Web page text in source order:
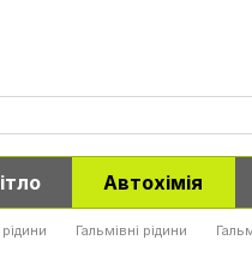
Автохімія
рідини Гальмівні рідини